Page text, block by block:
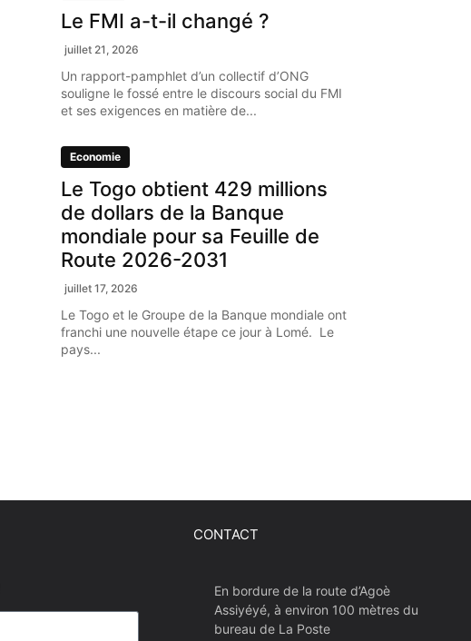
Le FMI a-t-il changé ?
juillet 21, 2026
Un rapport-pamphlet d’un collectif d’ONG
souligne le fossé entre le discours social du FMI
et ses exigences en matière de...
Economie
Le Togo obtient 429 millions
de dollars de la Banque
mondiale pour sa Feuille de
Route 2026-2031
juillet 17, 2026
Le Togo et le Groupe de la Banque mondiale ont
franchi une nouvelle étape ce jour à Lomé. Le
pays...
CONTACT
En bordure de la route d’Agoè
Assiyéyé, à environ 100 mètres du
bureau de La Poste